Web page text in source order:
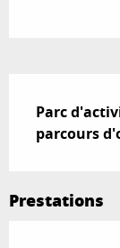
Parc
parcours
Prestations